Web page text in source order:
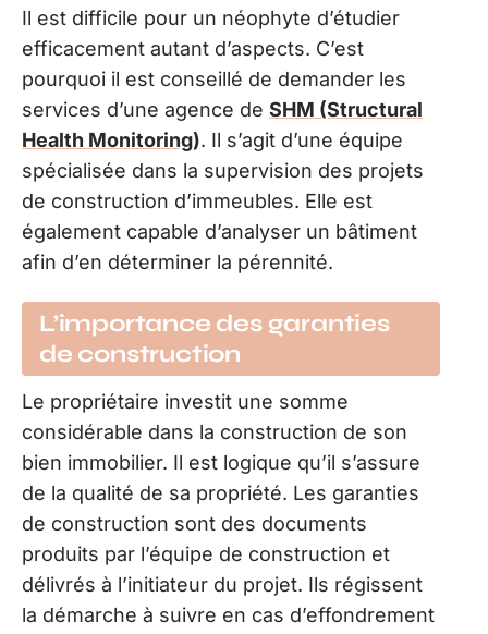
Il est difficile pour un néophyte d’étudier
efficacement autant d’aspects. C’est
pourquoi il est conseillé de demander les
services d’une agence de SHM (Structural
Health Monitoring). Il s’agit d’une équipe
spécialisée dans la supervision des projets
de construction d’immeubles. Elle est
également capable d’analyser un bâtiment
afin d’en déterminer la pérennité.
L’importance des garanties
de construction
Le propriétaire investit une somme
considérable dans la construction de son
bien immobilier. Il est logique qu’il s’assure
de la qualité de sa propriété. Les garanties
de construction sont des documents
produits par l’équipe de construction et
délivrés à l’initiateur du projet. Ils régissent
la démarche à suivre en cas d’effondrement